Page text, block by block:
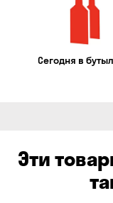
Сегодня в
Эти